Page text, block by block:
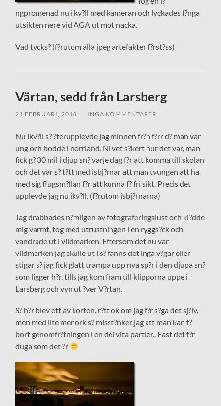
ngpromenad nu i kv?ll med kameran och lyckades f?nga
utsikten nere vid AGA ut mot nacka.
Vad tycks? (f?rutom alla jpeg artefakter f?rst?ss)
Värtan, sedd från Larsberg
21 FEBRUARI, 2010 INGA KOMMENTARER
Nu ikv?ll s? ?terupplevde jag minnen fr?n f?rr d? man var
ung och bodde i norrland. Ni vet s?kert hur det var, man
fick g? 30 mil i djup sn? varje dag f?r att komma till skolan
och det var s? t?tt med isbj?rnar att man tvungen att ha
med sig flugsm?llan f?r att kunna f? fri sikt. Precis det
upplevde jag nu ikv?ll. (f?rutom isbj?rnarna)
Jag drabbades n?mligen av fotograferingslust och kl?dde
mig varmt, tog med utrustningen i en ryggs?ck och
vandrade ut i vildmarken. Eftersom det nu var
vildmarken jag skulle ut i s? fanns det inga v?gar eller
stigar s? jag fick glatt trampa upp nya sp?r i den djupa sn?
som ligger h?r, tills jag kom fram till klipporna uppe i
Larsberg och vyn ut ?ver V?rtan.
S? h?r blev ett av korten, r?tt ok om jag f?r s?ga det sj?lv,
men med lite mer ork s? misst?nker jag att man kan f?
bort genomfr?tningen i en del vita partier.. Fast det f?r
duga som det ?r